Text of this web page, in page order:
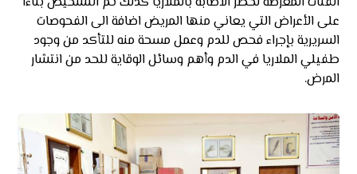
على الأعراض التي يعاني منها المريض اضافة الى الفحوصات
السريرية بإجراء فحص للدم وعمل مسحة منه للتأكد من وجود
طفيلي الملاريا في الدم وأهم وسائل الوقاية للحد من انتشار
المرض.